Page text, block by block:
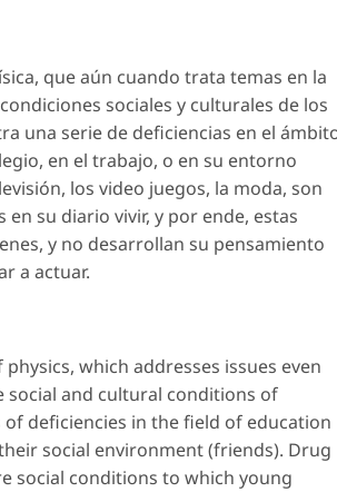
que aún cuando trata temas en la
sociales y culturales de los
una serie de deficiencias en el
en el trabajo, o en su entorno
los video juegos, la moda, son
su diario vivir, y por ende, estas
y no desarrollan su pensamiento
a actuar.
which addresses issues even
social and cultural conditions of
deficiencies in the field of education
social environment (friends). Drug
social conditions to which young